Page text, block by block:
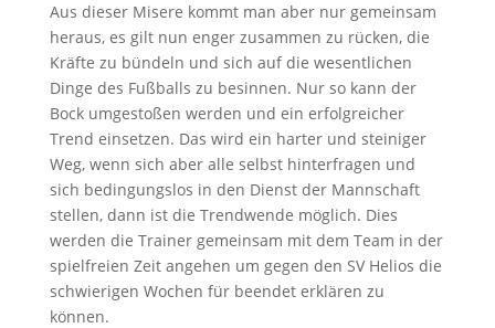
Aus dieser Misere kommt man aber nur gemeinsam
heraus, es gilt nun enger zusammen zu rücken, die
Kräfte zu bündeln und sich auf die wesentlichen
Dinge des Fußballs zu besinnen. Nur so kann der
Bock umgestoßen werden und ein erfolgreicher
Trend einsetzen. Das wird ein harter und steiniger
Weg, wenn sich aber alle selbst hinterfragen und
sich bedingungslos in den Dienst der Mannschaft
stellen, dann ist die Trendwende möglich. Dies
werden die Trainer gemeinsam mit dem Team in der
spielfreien Zeit angehen um gegen den SV Helios die
schwierigen Wochen für beendet erklären zu
können.